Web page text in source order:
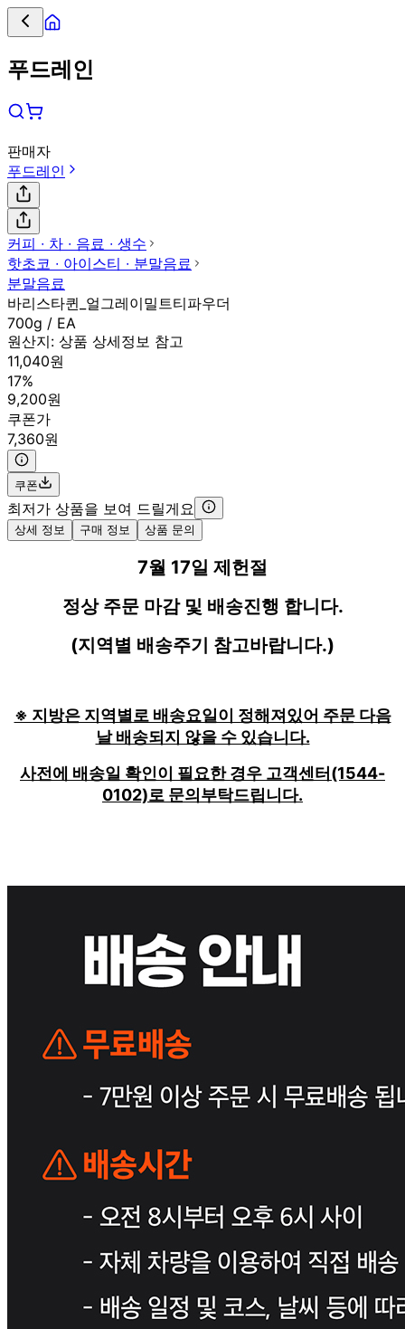
푸드레인
판매자
푸드레인
커피 ∙ 차 ∙ 음료 ∙ 생수
핫초코 ∙ 아이스티 ∙ 분말음료
분말음료
바리스타퀸_얼그레이밀트티파우더
700g / EA
원산지: 상품 상세정보 참고
11,040원
17%
9,200원
쿠폰가
7,360원
쿠폰
최저가 상품을 보여 드릴게요
상세 정보 구매 정보 상품 문의
7월 17일 제헌절
정상 주문 마감 및 배송진행 합니다.
(지역별 배송주기 참고바랍니다.)
※ 지방은 지역별로 배송요일이 정해져있어 주문 다음
날 배송되지 않을 수 있습니다.
사전에 배송일 확인이 필요한 경우 고객센터(1544-
0102)로 문의부탁드립니다.